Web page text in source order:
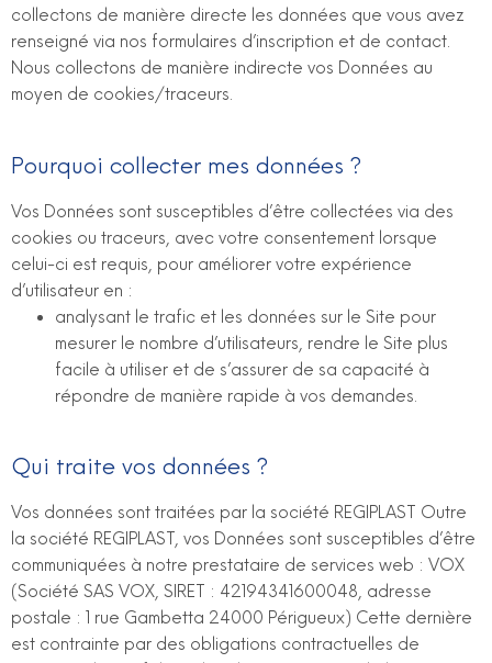
collectons de manière directe les données que vous avez
renseigné via nos formulaires d’inscription et de contact.
Nous collectons de manière indirecte vos Données au
moyen de cookies/traceurs.
Pourquoi collecter mes données ?
Vos Données sont susceptibles d’être collectées via des
cookies ou traceurs, avec votre consentement lorsque
celui-ci est requis, pour améliorer votre expérience
d’utilisateur en :
analysant le trafic et les données sur le Site pour
mesurer le nombre d’utilisateurs, rendre le Site plus
facile à utiliser et de s’assurer de sa capacité à
répondre de manière rapide à vos demandes.
Qui traite vos données ?
Vos données sont traitées par la société REGIPLAST Outre
la société REGIPLAST, vos Données sont susceptibles d’être
communiquées à notre prestataire de services web : VOX
(Société SAS VOX, SIRET : 42194341600048, adresse
postale : 1 rue Gambetta 24000 Périgueux) Cette dernière
est contrainte par des obligations contractuelles de